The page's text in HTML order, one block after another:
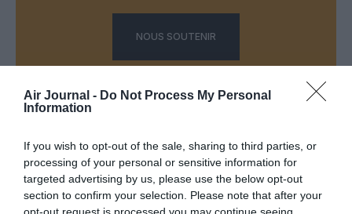
Air Journal - Do Not Process My Personal
Information
If you wish to opt-out of the sale, sharing to third parties, or
processing of your personal or sensitive information for
targeted advertising by us, please use the below opt-out
section to confirm your selection. Please note that after your
opt-out request is processed you may continue seeing
NOUS SOUTENIR
DERNIERS COMMENTAIRES